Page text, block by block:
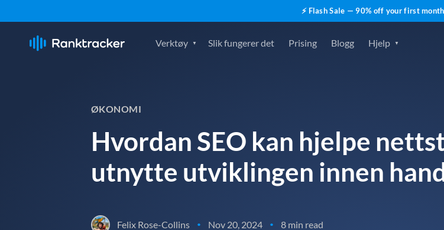
⚡ Flash Sale — 90% off your first month
Verktøy Slik fungerer det Prising Blogg Hjelp
ØKONOMI
Hvordan SEO kan hjelpe
utnytte utviklingen innen
Felix Rose-Collins • Nov 20, 2024 • 8 min read